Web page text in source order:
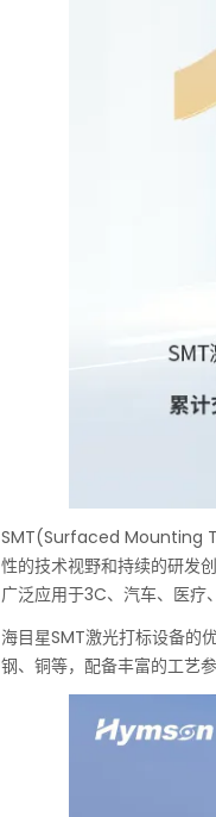
SMT(Surfaced Mounting
性的技术视野和持续的研发
广泛应用于3C、汽车、医疗
海目星SMT激光打标设备的
钢、铜等，配备丰富的工艺